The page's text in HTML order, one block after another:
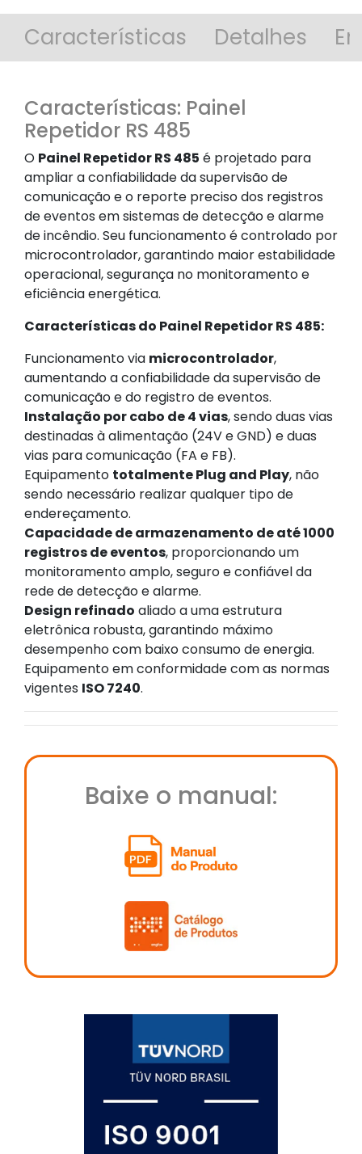
Características Detalhes
Características: Painel
Repetidor RS 485
O Painel Repetidor RS 485 é projetado para
ampliar a confiabilidade da supervisão de
comunicação e o reporte preciso dos registros
de eventos em sistemas de detecção e alarme
de incêndio. Seu funcionamento é controlado por
microcontrolador, garantindo maior estabilidade
operacional, segurança no monitoramento e
eficiência energética.
Características do Painel Repetidor RS 485:
Funcionamento via microcontrolador,
aumentando a confiabilidade da supervisão de
comunicação e do registro de eventos.
Instalação por cabo de 4 vias, sendo duas vias
destinadas à alimentação (24V e GND) e duas
vias para comunicação (FA e FB).
Equipamento totalmente Plug and Play, não
sendo necessário realizar qualquer tipo de
endereçamento.
Capacidade de armazenamento de até 1000
registros de eventos, proporcionando um
monitoramento amplo, seguro e confiável da
rede de detecção e alarme.
Design refinado aliado a uma estrutura
eletrônica robusta, garantindo máximo
desempenho com baixo consumo de energia.
Equipamento em conformidade com as normas
vigentes ISO 7240.
Baixe o manual: